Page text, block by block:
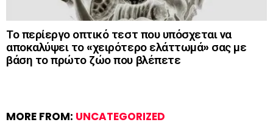
Το περίεργο οπτικό τεστ που υπόσχεται να
αποκαλύψει το «χειρότερο ελάττωμά» σας με
βάση το πρώτο ζώο που βλέπετε
MORE FROM: UNCATEGORIZED